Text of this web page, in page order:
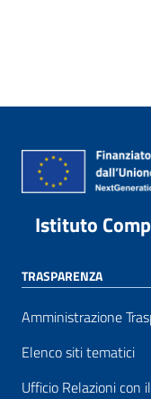
Istituto
TRASPARENZA
Amministrazione
Elenco siti tematici
Ufficio Relazioni con